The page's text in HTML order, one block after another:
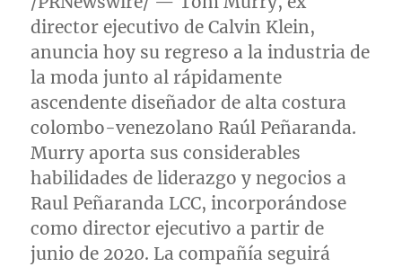
director ejecutivo deCalvin Klein,
anuncia hoy su regreso a la industria de
la moda junto al rápidamente
ascendente diseñador de alta costura
colombo-venezolano Raúl Peñaranda.
Murry aporta sus considerables
habilidades de liderazgo y negocios a
Raul Peñaranda LCC, incorporándose
como director ejecutivo a partir de
junio de 2020. La compañía seguirá